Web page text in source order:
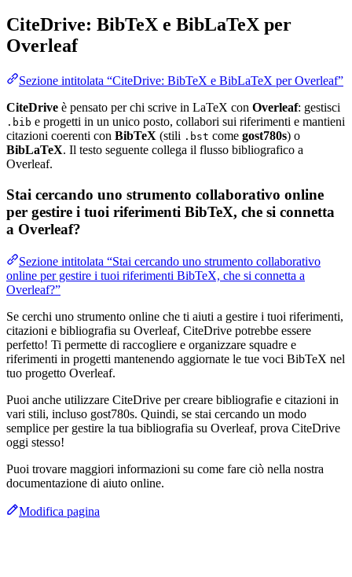
CiteDrive: BibTeX e BibLaTeX per
Overleaf
Sezione intitolata “CiteDrive: BibTeX e BibLaTeX per Overleaf”
CiteDrive è pensato per chi scrive in LaTeX con Overleaf: gestisci
.bib e progetti in un unico posto, collabori sui riferimenti e mantieni
citazioni coerenti con BibTeX (stili .bst come gost780s) o
BibLaTeX. Il testo seguente collega il flusso bibliografico a
Overleaf.
Stai cercando uno strumento collaborativo online
per gestire i tuoi riferimenti BibTeX, che si connetta
a Overleaf?
Sezione intitolata “Stai cercando uno strumento collaborativo
online per gestire i tuoi riferimenti BibTeX, che si connetta a
Overleaf?”
Se cerchi uno strumento online che ti aiuti a gestire i tuoi riferimenti,
citazioni e bibliografia su Overleaf, CiteDrive potrebbe essere
perfetto! Ti permette di raccogliere e organizzare squadre e
riferimenti in progetti mantenendo aggiornate le tue voci BibTeX nel
tuo progetto Overleaf.
Puoi anche utilizzare CiteDrive per creare bibliografie e citazioni in
vari stili, incluso gost780s. Quindi, se stai cercando un modo
semplice per gestire la tua bibliografia su Overleaf, prova CiteDrive
oggi stesso!
Puoi trovare maggiori informazioni su come fare ciò nella nostra
documentazione di aiuto online.
Modifica pagina